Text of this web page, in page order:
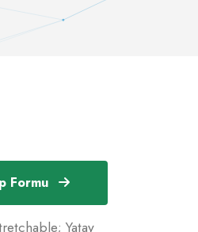
Formu
Yatay